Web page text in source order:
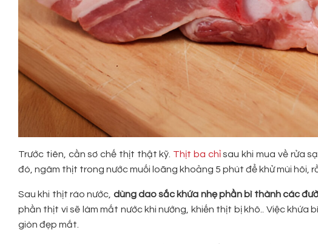
Trước tiên, cần sơ chế thịt thật kỹ. Thịt ba chỉsau khi mua về rửa
đó, ngâm thịt trong nước muối loãng khoảng 5 phút để khử mùi hôi,
Sau khi thịt ráo nước, dùng dao sắc khứa nhẹ phần bì thành các
phần thịt vì sẽ làm mất nước khi nướng, khiến thịt bị khô.. Việc
giòn đẹp mắt.